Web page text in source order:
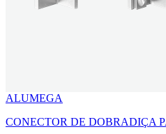
ALUMEGA
CONECTOR DE DOBRADIÇA